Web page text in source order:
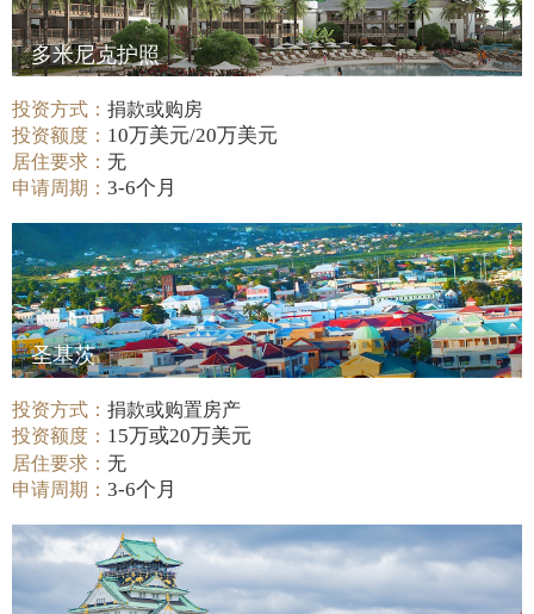
多米尼克护照
投资方式：捐款或购房
投资额度： 10万美元/20万美元
居住要求：无
申请周期：3-6个月
圣基茨
投资方式：捐款或购置房产
投资额度： 15万或20万美元
居住要求：无
申请周期：3-6个月